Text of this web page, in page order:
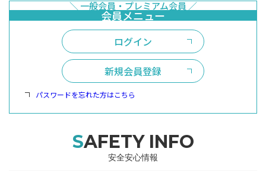
ログイン
新規会員登録
パスワードを忘れた方はこちら
SAFETY INFO
安全安心情報